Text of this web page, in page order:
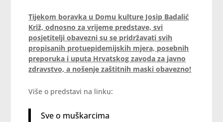
Tijekom boravka u Domu kulture Josip Badalić
Križ, odnosno za vrijeme predstave, svi
posjetitelji obavezni su se pridržavati svih
propisanih protuepidemijskih mjera, posebnih
preporuka i uputa Hrvatskog zavoda za javno
zdravstvo, a nošenje zaštitnih maski obavezno!
Više o predstavi na linku:
Sve o muškarcima